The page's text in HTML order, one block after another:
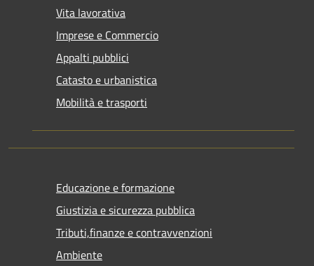
Vita lavorativa
Imprese e Commercio
Appalti pubblici
Catasto e urbanistica
Mobilità e trasporti
Educazione e formazione
Giustizia e sicurezza pubblica
Tributi,finanze e contravvenzioni
Ambiente